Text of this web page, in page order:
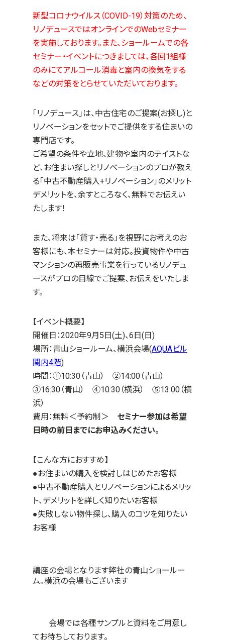
新型コロナウイルス（COVID-19）対策のため、
リノデュースではオンラインでのWebセミナー
を実施しております。また、ショールームでの各
セミナー・イベントにつきましては、各回1組様
のみにてアルコール消毒と室内の換気をする
などの対策をとらせていただいております。
「リノデュース」は、中古住宅のご提案(お探し)と
リノベーションをセットでご提供をする住まいの
専門店です。
ご希望の条件や立地、建物や室内のテイストな
ど、お住まい探しとリノベーションのプロが教え
る「中古不動産購入+リノベーション」のメリット
デメリットを、余すところなく、無料でお伝えい
たします！
また、将来は「貸す・売る」を視野にお考えのお
客様にも、本セミナーは対応。投資物件や中古
マンションの再販売事業を行っているリノデュ
ースがプロの目線でご提案、お伝えをいたしま
す。
【イベント概要】
開催日：2020年9月5日(土)、6日(日)
場所：青山ショールーム、横浜会場(AQUAビル
関内4階)
時間：①10:30（青山） ②14:00（青山）
③16:30（青山） ④10:30（横浜） ⑤13:00（横
浜）
費用：無料＜予約制＞ セミナー参加は希望
日時の前日までにお申込みください。
【こんな方におすすめ】
●お住まいの購入を検討しはじめたお客様
●中古不動産購入とリノベーションによるメリッ
ト、デメリットを詳しく知りたいお客様
●失敗しない物件探し、購入のコツを知りたい
お客様
講座の会場となります弊社の青山ショールー
ム。横浜の会場もございます
会場では各種サンプルと資料をご用意し
てお待ちしております。